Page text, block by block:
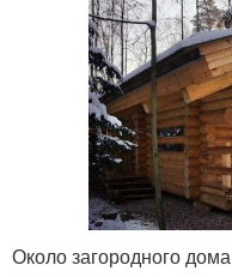
Около загородного дома